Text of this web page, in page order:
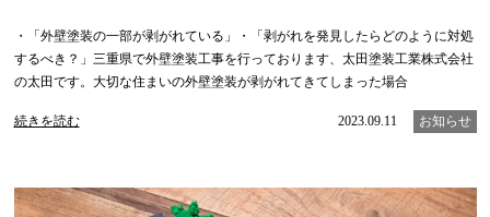
・「外壁塗装の一部が剥がれている」・「剥がれを発見したらどのように対処
するべき？」三重県で外壁塗装工事を行っております、太田塗装工業株式会社
の太田です。大切な住まいの外壁塗装が剥がれてきてしまった場合
続きを読む 2023.09.11 お知らせ